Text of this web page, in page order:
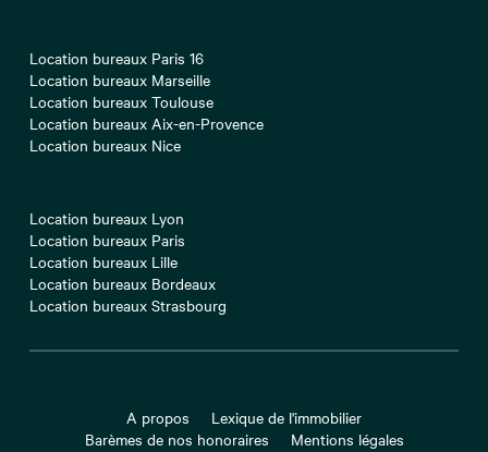
Location bureaux Paris 16
Location bureaux Marseille
Location bureaux Toulouse
Location bureaux Aix-en-Provence
Location bureaux Nice
Location bureaux Lyon
Location bureaux Paris
Location bureaux Lille
Location bureaux Bordeaux
Location bureaux Strasbourg
A propos
Lexique de l'immobilier
Barèmes de nos honoraires
Mentions légales